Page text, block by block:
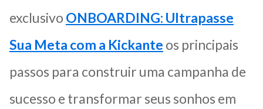
exclusivo ONBOARDING: Ultrapasse
Sua Meta com a Kickante os principais
passos para construir uma campanha de
sucesso e transformar seus sonhos em